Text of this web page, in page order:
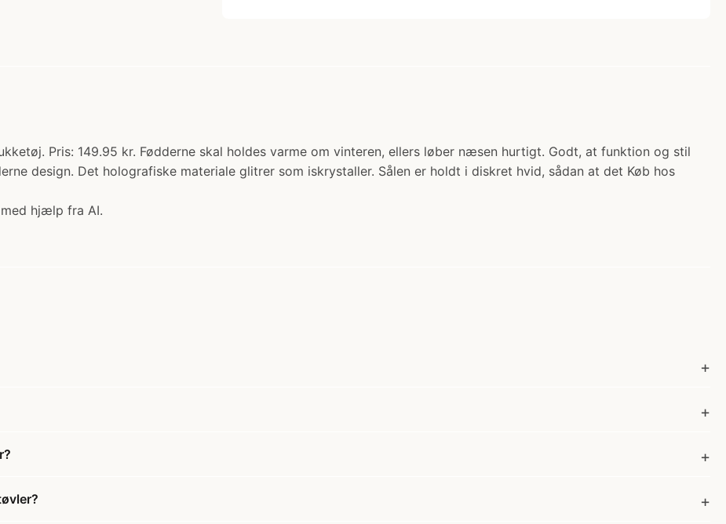
Pris: 149.95 kr. Fødderne skal holdes varme om vinteren, ellers løber næsen hurtigt. Godt, at funktion og stil
design. Det holografiske materiale glitrer som iskrystaller. Sålen er holdt i diskret hvid, sådan at det Køb hos
hjælp fra AI.